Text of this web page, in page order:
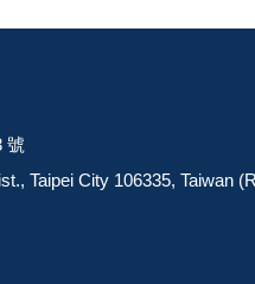
大安區基
Dist., Taipei City
695995 章小